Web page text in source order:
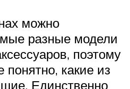
можно
разные модели
поэтому
понятно, какие из
Единственно